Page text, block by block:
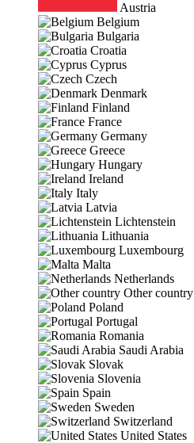
Austria
Belgium
Bulgaria
Croatia
Cyprus
Czech
Denmark
Finland
France
Germany
Greece
Hungary
Ireland
Italy
Latvia
Lichtenstein
Lithuania
Luxembourg
Malta
Netherlands
Other country
Poland
Portugal
Romania
Saudi Arabia
Slovak
Slovenia
Spain
Sweden
Switzerland
United States